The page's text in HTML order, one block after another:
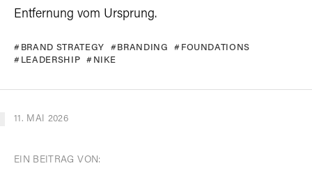
Entfernung vom Ursprung.
BRAND STRATEGY BRANDING
FOUNDATIONS
LEADERSHIP
NIKE
11. MAI 2026
EIN BEITRAG VON: